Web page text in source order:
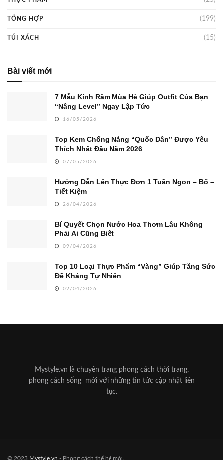
TỔNG HỢP (199)
TÚI XÁCH (15)
Bài viết mới
7 Mẫu Kính Râm Mùa Hè Giúp Outfit Của Bạn
“Nâng Level” Ngay Lập Tức
16/05/2026
Top Kem Chống Nắng “Quốc Dân” Được Yêu
Thích Nhất Đầu Năm 2026
07/05/2026
Hướng Dẫn Lên Thực Đơn 1 Tuần Ngon – Bổ –
Tiết Kiệm
26/04/2026
Bí Quyết Chọn Nước Hoa Thơm Lâu Không
Phải Ai Cũng Biết
09/04/2026
Top 10 Loại Thực Phẩm “Vàng” Giúp Tăng Sức
Đề Kháng Tự Nhiên
02/04/2026
Mystyle.vn là chuyên trang phong cách thời trang,
phong cách sống mới với những tin tức cập nhật liên
tục.
© 2023 Mystyle.vn - Phong cách thế hệ mới.